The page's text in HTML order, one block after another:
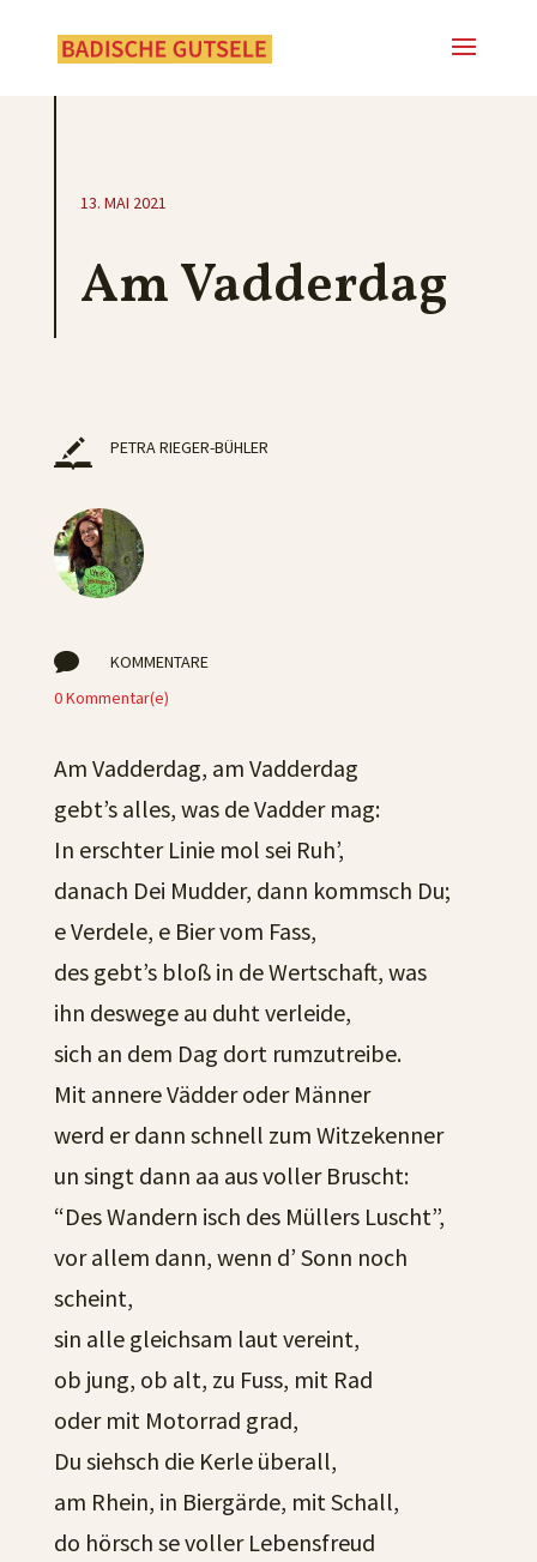
13. MAI 2021
Am Vadderdag
PETRA RIEGER-BÜHLER

KOMMENTARE
0 Kommentar(e)
Am Vadderdag, am Vadderdag
gebt’s alles, was de Vadder mag:
In erschter Linie mol sei Ruh’,
danach Dei Mudder, dann kommsch Du;
e Verdele, e Bier vom Fass,
des gebt’s bloß in de Wertschaft, was
ihn deswege au duht verleide,
sich an dem Dag dort rumzutreibe.
Mit annere Vädder oder Männer
werd er dann schnell zum Witzekenner
un singt dann aa aus voller Bruscht:
“Des Wandern isch des Müllers Luscht”,
vor allem dann, wenn d’ Sonn noch
scheint,
sin alle gleichsam laut vereint,
ob jung, ob alt, zu Fuss, mit Rad
oder mit Motorrad grad,
Du siehsch die Kerle überall,
am Rhein, in Biergärde, mit Schall,
do hörsch se voller Lebensfreud